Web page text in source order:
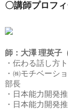
〇講師プロフィ
師：大澤 理英子
・伝わる話し方
・㈱モチベーシ
部長
・日本能力開発
・日本能力開発